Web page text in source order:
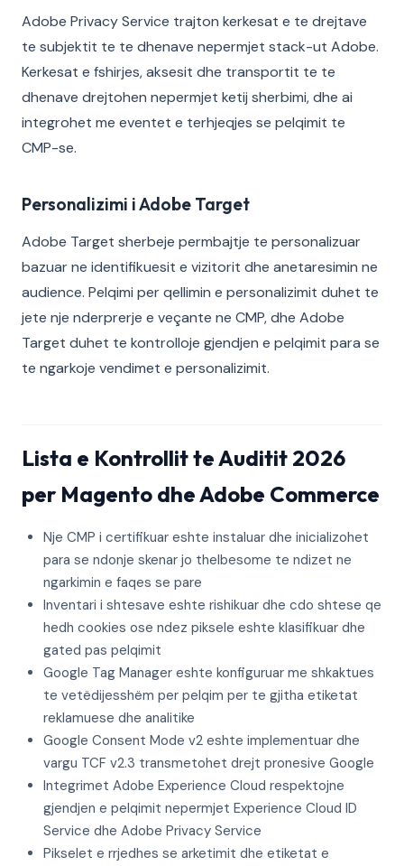
Adobe Privacy Service trajton kerkesat e te drejtave
te subjektit te te dhenave nepermjet stack-ut Adobe.
Kerkesat e fshirjes, aksesit dhe transportit te te
dhenave drejtohen nepermjet ketij sherbimi, dhe ai
integrohet me eventet e terhjeqjes se pelqimit te
CMP-se.
Personalizimi i Adobe Target
Adobe Target sherbeje permbajtje te personalizuar
bazuar ne identifikuesit e vizitorit dhe anetaresimin ne
audience. Pelqimi per qellimin e personalizimit duhet te
jete nje nderprerje e veçante ne CMP, dhe Adobe
Target duhet te kontrolloje gjendjen e pelqimit para se
te ngarkoje vendimet e personalizimit.
Lista e Kontrollit te Auditit 2026
per Magento dhe Adobe Commerce
Nje CMP i certifikuar eshte instaluar dhe inicializohet
para se ndonje skenar jo thelbesome te ndizet ne
ngarkimin e faqes se pare
Inventari i shtesave eshte rishikuar dhe cdo shtese qe
hedh cookies ose ndez piksele eshte klasifikuar dhe
gated pas pelqimit
Google Tag Manager eshte konfiguruar me shkaktues
te vetëdijesshëm per pelqim per te gjitha etiketat
reklamuese dhe analitike
Google Consent Mode v2 eshte implementuar dhe
vargu TCF v2.3 transmetohet drejt pronesive Google
Integrimet Adobe Experience Cloud respektojne
gjendjen e pelqimit nepermjet Experience Cloud ID
Service dhe Adobe Privacy Service
Pikselet e rrjedhes se arketimit dhe etiketat e